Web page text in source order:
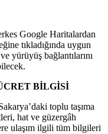
Google Haritalardan
tıkladığında uygun
yürüyüş bağlantılarını
BİLGİSİ
toplu taşıma
hat ve güzergâh
ulaşım ilgili tüm bilgileri